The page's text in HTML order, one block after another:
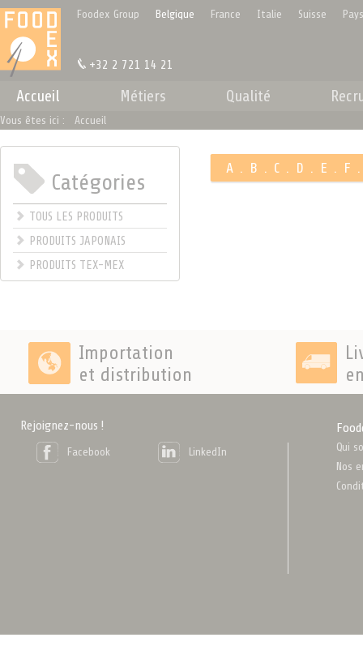
Foodex Group Belgique France Italie Suisse
+32 2 721 14 21
Accueil Métiers Qualité
Vous êtes ici : Accueil
Catégories
TOUS LES PRODUITS
PRODUITS JAPONAIS
PRODUITS TEX-MEX
A . B . C . D . E . F
.
Importation
et distribution
Rejoignez-nous !
Facebook LinkedIn
Qui
Nos
Panneau de gestion des cookies